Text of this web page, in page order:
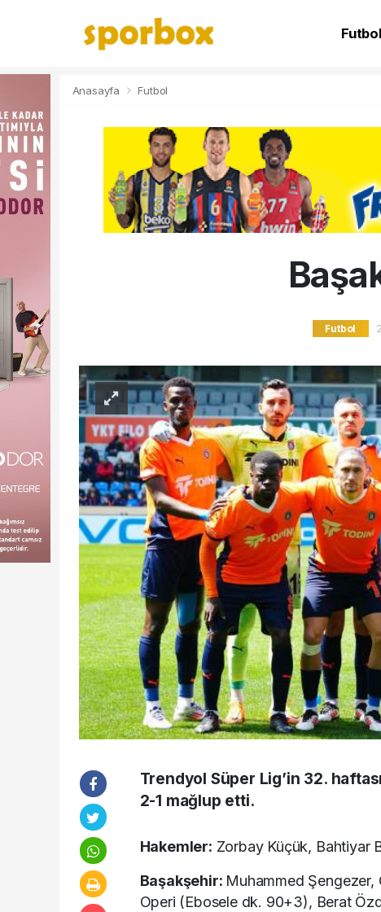
Futbol
Anasayfa Futbol
Futbol
Trendyol Süper Lig’in 32.
2-1 mağlup etti.
Hakemler: Zorbay Küçük, Bahtiyar
Başakşehir: Muhammed
Operi (Ebosele dk. 90+3), Berat